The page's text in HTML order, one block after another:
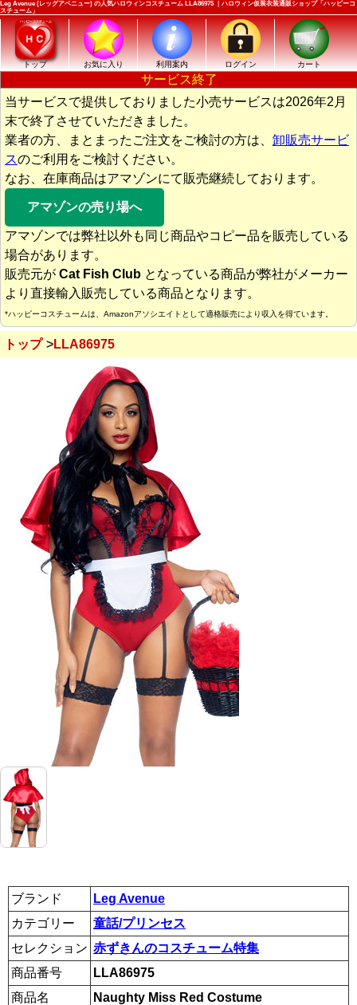
Leg Avenue (レッグアベニュー) の人気ハロウィンコスチューム LLA86975 ｜ハロウィン仮装衣装通販ショップ「ハッピーコ
スチューム」
トップ お気に入り 利用案内 ログイン カート
サービス終了
当サービスで提供しておりました小売サービスは2026年2月
末で終了させていただきました。
業者の方、まとまったご注文をご検討の方は、 卸販売サービ
スのご利用をご検討ください。
なお、在庫商品はアマゾンにて販売継続しております。
アマゾンの売り場へ
アマゾンでは弊社以外も同じ商品やコピー品を販売している
場合があります。
販売元が Cat Fish Club となっている商品が弊社がメーカー
より直接輸入販売している商品となります。
*ハッピーコスチュームは、Amazonアソシエイトとして適格販売により収入を得ています。
トップ LLA86975
ブランド
Leg Avenue
カテゴリー
童話/プリンセス
セレクション 赤ずきんのコスチューム特集
商品番号
LLA86975
商品名
Naughty Miss Red Costume